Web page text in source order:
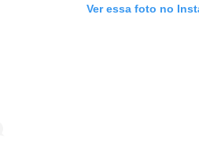
Ver essa foto no